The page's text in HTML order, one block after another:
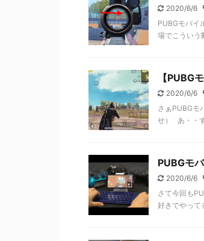
2020/6/6
PUBGモバイ
場でこういう
【PUBG
2020/6/6
さぁPUBGモ
せ） あ・・
PUBGモ
2020/6/6
さて今回も
好きでやって